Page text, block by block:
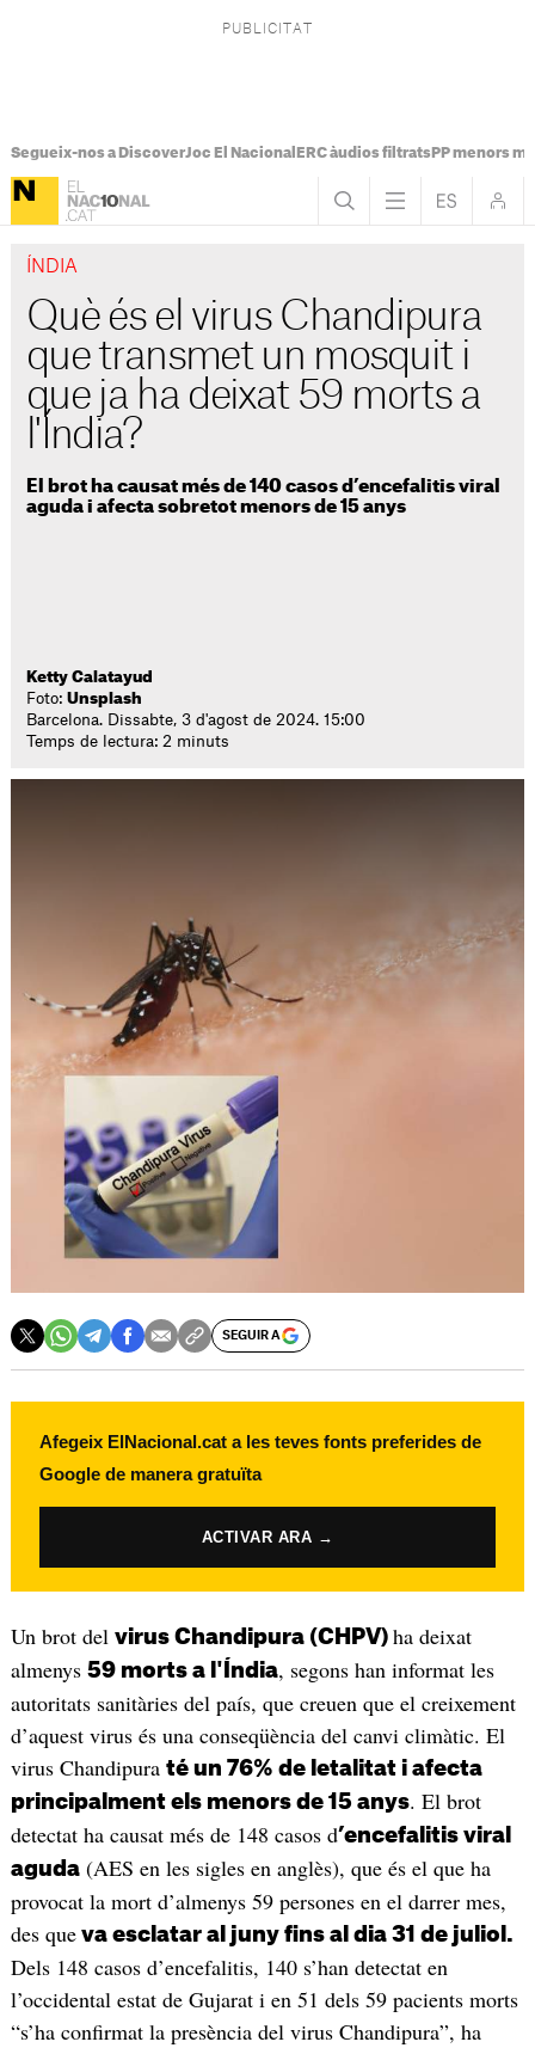
Segueix-nos a DiscoverJoc El Nacional ERC àudios filtratsPP menors
ÍNDIA
Què és el virus Chandipura
que transmet un mosquit i
que ja ha deixat 59 morts a
l'Índia?
El brot ha causat més de 140 casos d’encefalitis viral
aguda i afecta sobretot menors de 15 anys
Ketty Calatayud
Foto:Unsplash
Barcelona. Dissabte, 3 d'agost de 2024. 15:00
Temps de lectura: 2 minuts
SEGUIR A
Afegeix ElNacional.cat a les teves fonts preferides de
Google de manera gratuïta
ACTIVAR ARA →
Un brot del virus Chandipura (CHPV) ha deixat
almenys 59 morts a l'Índia, segons han informat les
autoritats sanitàries del país, que creuen que el creixement
d’aquest virus és una conseqüència del canvi climàtic. El
virus Chandipura té un 76% de letalitat i afecta
principalment els menors de 15 anys. El brot
detectat ha causat més de 148 casos d’encefalitis viral
aguda(AES en les sigles en anglès), que és el que ha
provocat la mort d’almenys 59 persones en el darrer mes,
des queva esclatar al juny fins al dia 31 de juliol.
Dels 148 casos d’encefalitis, 140 s’han detectat en
l’occidental estat de Gujarat i en 51 dels 59 pacients morts
“s’ha confirmat la presència del virus Chandipura”, ha